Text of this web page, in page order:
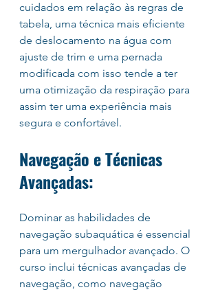
cuidados em relação às regras de
tabela, uma técnica mais eficiente
de deslocamento na água com
ajuste de trim e uma pernada
modificada com isso tende a ter
uma otimização da respiração para
assim ter uma experiência mais
segura e confortável.
Navegação e Técnicas
Avançadas:
Dominar as habilidades de
navegação subaquática é essencial
para um mergulhador avançado. O
curso inclui técnicas avançadas de
navegação, como navegação